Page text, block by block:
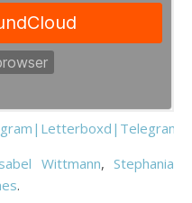
Letterboxd | Telegram
Wittmann, Stephania
.